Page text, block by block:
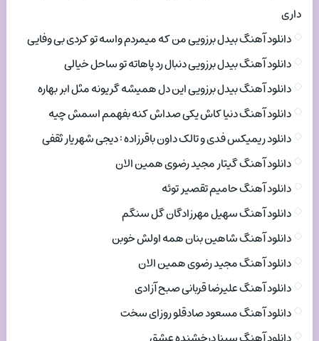
داری
دانلود آهنگ بیدل برزویی من که میمردم واسه تو کردی بی وفایی
دانلود آهنگ بیدل برزویی دنبال رد پاهاته تو ساحل خیالی
دانلود آهنگ بیدل برزویی این دل همیشه گریونه مثل ابر بهاره
دانلود آهنگ دنیا کاش یکی صداش کنه بفهمم اسمش چیه
دانلود ریمیکس فدی و تالک داون باقرزاده : دیجی شهریار ثقفی
دانلود آهنگ گیتار مجید رضوی همین الان
دانلود آهنگ حامیم تقصیر توئه
دانلود آهنگ سهیل مهرزادگان گل سنگم
دانلود آهنگ شاهین بنان همه اولش خوبن
دانلود آهنگ مجید رضوی همین الان
دانلود آهنگ علیرضا قربانی صبح آزادی
دانلود آهنگ مسعود صادقلو روزای سخت